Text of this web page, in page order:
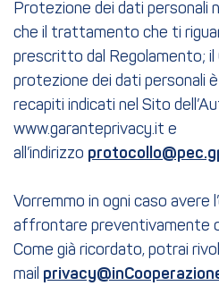
Protezione dei dati personali
che il trattamento che ti
prescritto dal Regolamento; il
protezione dei dati personali
recapiti indicati nel Sito
www.garanteprivacy.it e
all’indirizzo
Vorremmo in ogni caso avere
affrontare preventivamente
Come già ricordato, potrai
mail